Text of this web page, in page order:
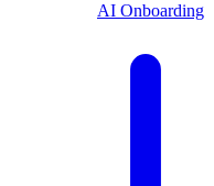
AI Onboarding